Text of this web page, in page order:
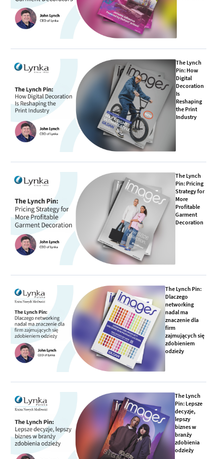
The Lynch
Pin: How
Digital
Decoration
Is
Reshaping
the Print
Industry
The Lynch
Pin: Pricing
Strategy for
More
Profitable
Garment
Decoration
The Lynch Pin:
Dlaczego
networking
nadal ma
znaczenie dla
firm
zajmujących się
zdobieniem
odzieży
The Lynch
Pin: Lepsze
decyzje,
lepszy
biznes w
branży
zdobienia
odzieży